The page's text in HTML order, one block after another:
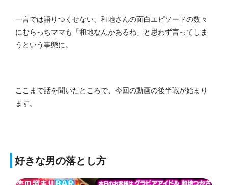
一言では語りつくせない、和地さんの面白エピソードの数々
にむらっちママも「和地なんかあるね」と思わず言ってしま
うという事態に。
ここまで話を聞いたところで、今回の動画の後半戦が始まり
ます。
好きな男の落とし方